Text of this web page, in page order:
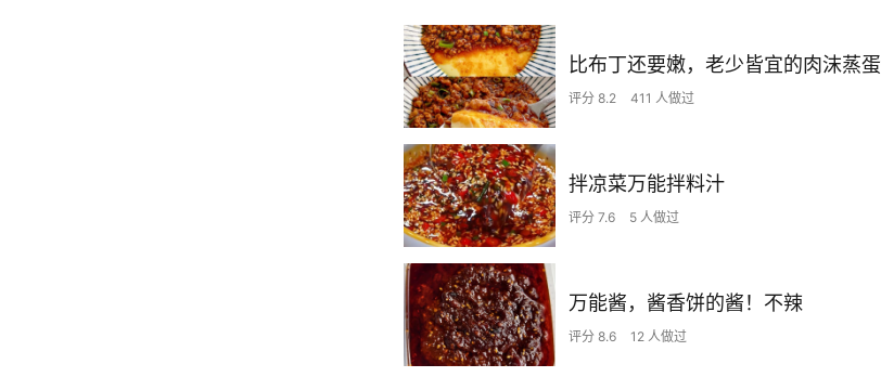
比布丁还要嫩，老少皆宜的肉沫蒸蛋
评分 8.2 411 人做过
拌凉菜万能拌料汁
评分 7.6 5 人做过
万能酱，酱香饼的酱！不辣
评分 8.6 12 人做过